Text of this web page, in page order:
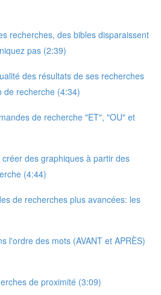
recherches, des bibles disparaissent
pas (2:39)
des résultats de ses recherches
de recherche (4:34)
de recherche "ET", "OU" et
créer des graphiques à partir des
(4:44)
de recherches plus avancées: les
l'ordre des mots (AVANT et APRÈS)
de proximité (3:09)